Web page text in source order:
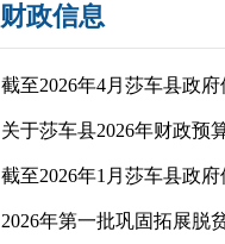
财政信息
截至2026年4月莎车县政
关于莎车县2026年财政预
截至2026年1月莎车县政